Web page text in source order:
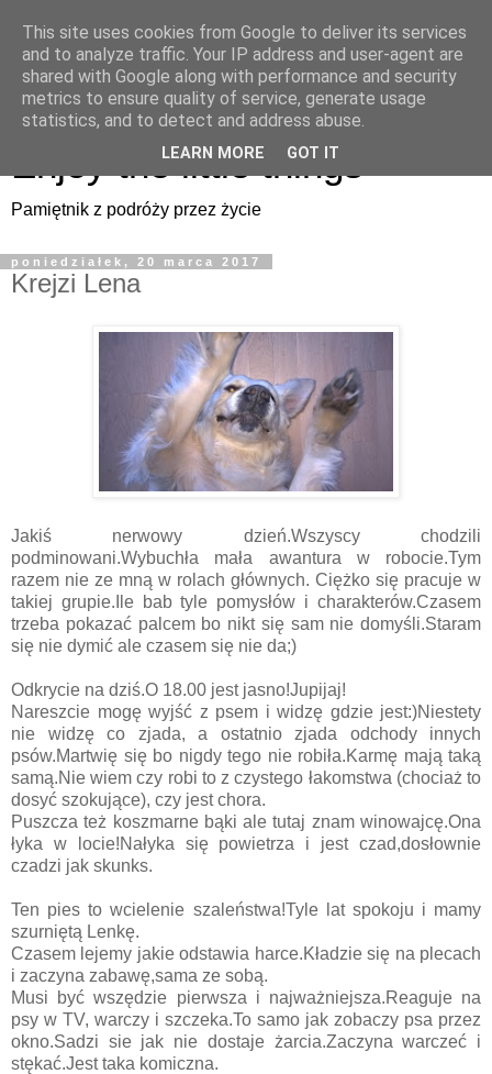
Enjoy the little things
Pamiętnik z podróży przez życie
Enjoy the little things
Pamiętnik z podróży przez życie
poniedziałek, 20 marca 2017
Krejzi Lena
Jakiś nerwowy dzień.Wszyscy chodzili
podminowani.Wybuchła mała awantura w robocie.Tym
razem nie ze mną w rolach głównych. Ciężko się pracuje w
takiej grupie.Ile bab tyle pomysłów i charakterów.Czasem
trzeba pokazać palcem bo nikt się sam nie domyśli.Staram
się nie dymić ale czasem się nie da;)
Odkrycie na dziś.O 18.00 jest jasno!Jupijaj!
Nareszcie mogę wyjść z psem i widzę gdzie jest:)Niestety
nie widzę co zjada, a ostatnio zjada odchody innych
psów.Martwię się bo nigdy tego nie robiła.Karmę mają taką
samą.Nie wiem czy robi to z czystego łakomstwa (chociaż to
dosyć szokujące), czy jest chora.
Puszcza też koszmarne bąki ale tutaj znam winowajcę.Ona
łyka w locie!Nałyka się powietrza i jest czad,dosłownie
czadzi jak skunks.
Ten pies to wcielenie szaleństwa!Tyle lat spokoju i mamy
szurniętą Lenkę.
Czasem lejemy jakie odstawia harce.Kładzie się na plecach
i zaczyna zabawę,sama ze sobą.
Musi być wszędzie pierwsza i najważniejsza.Reaguje na
psy w TV, warczy i szczeka.To samo jak zobaczy psa przez
okno.Sadzi sie jak nie dostaje żarcia.Zaczyna warczeć i
stękać.Jest taka komiczna.
This site uses cookies from Google to deliver its services
and to analyze traffic. Your IP address and user-agent are
shared with Google along with performance and security
metrics to ensure quality of service, generate usage
statistics, and to detect and address abuse.
LEARN MORE GOT IT